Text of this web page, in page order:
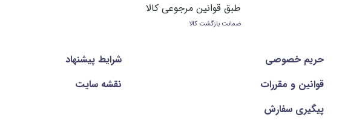
طبق قوانین مرجوعی کالا
ضمانت بازگشت کالا
حریم خصوصی شرايط پيشنهاد
قوانین و مقررات
نقشه سایت
پیگیری سفارش